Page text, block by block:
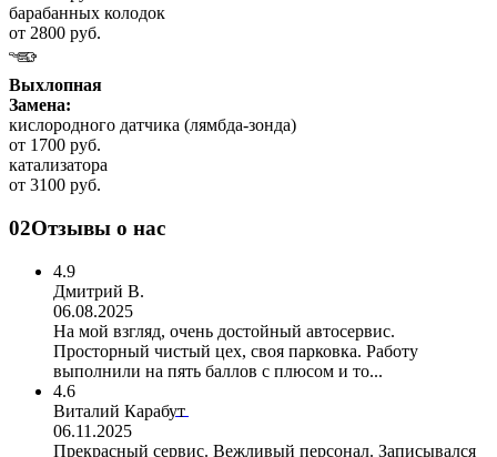
барабанных колодок
от 2800 руб.
Выхлопная
Замена:
кислородного датчика (лямбда-зонда)
от 1700 руб.
катализатора
от 3100 руб.
02Отзывы о нас
4.9
Дмитрий В.
06.08.2025
На мой взгляд, очень достойный автосервис.
Просторный чистый цех, своя парковка. Работу
выполнили на пять баллов с плюсом и то...
4.6
Виталий Карабут
06.11.2025
Прекрасный сервис. Вежливый персонал. Записывался